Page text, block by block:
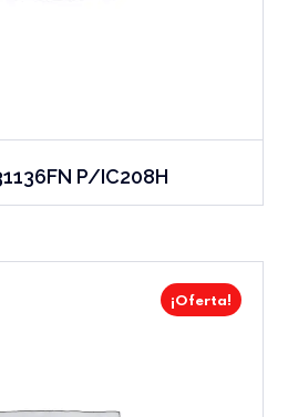
P/IC208H
¡Oferta!